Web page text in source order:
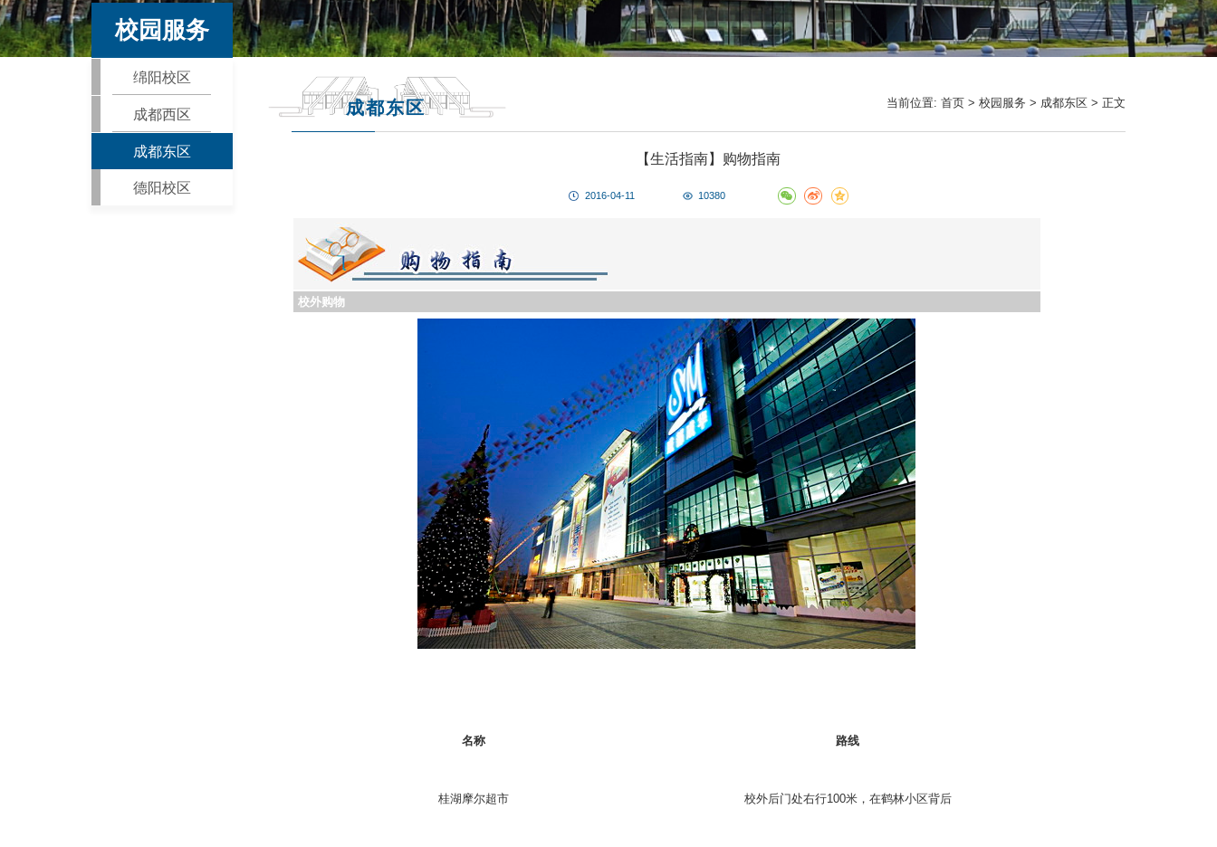
校园服务
绵阳校区
成都西区
成都东区
德阳校区
成都东区 当前位置:首页 >校园服务 > 成都东区 > 正文
【生活指南】购物指南
2016-04-11 10380
校外购物
名称 路线
桂湖摩尔超市 校外后门处右行100米，在鹤林小区背后